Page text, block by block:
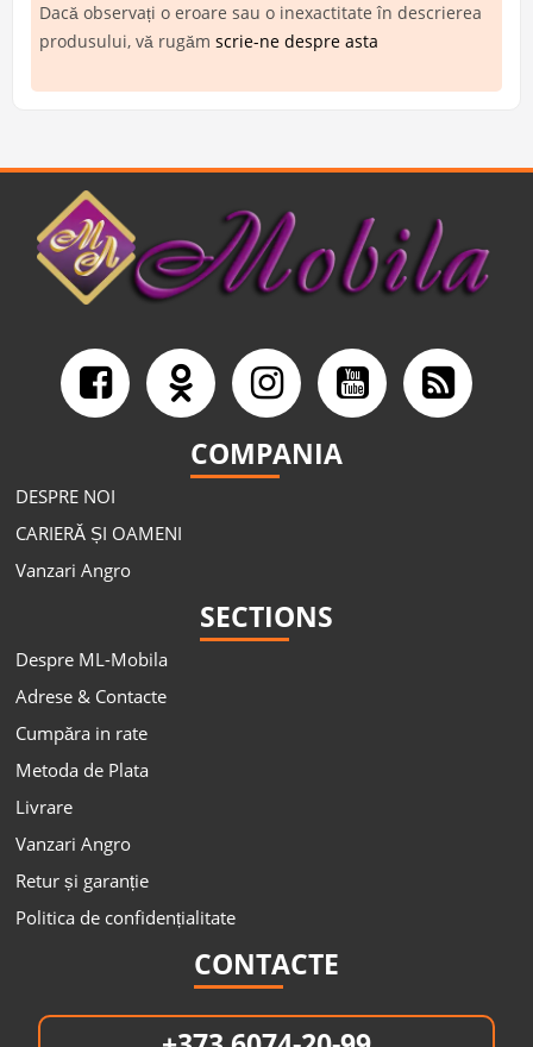
Dacă observați o eroare sau o inexactitate în descrierea
produsului, vă rugăm scrie-ne despre asta
COMPANIA
DESPRE NOI
CARIERĂ ȘI OAMENI
Vanzari Angro
SECTIONS
Despre ML-Mobila
Adrese & Contacte
Cumpăra in rate
Metoda de Plata
Livrare
Vanzari Angro
Retur și garanție
Politica de confidențialitate
CONTACTE